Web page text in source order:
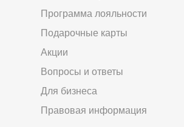
Программа лояльности
Подарочные карты
Акции
Вопросы и ответы
Для бизнеса
Правовая информация